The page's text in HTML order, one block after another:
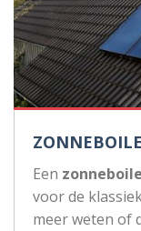
Een
voor de
meer weten of